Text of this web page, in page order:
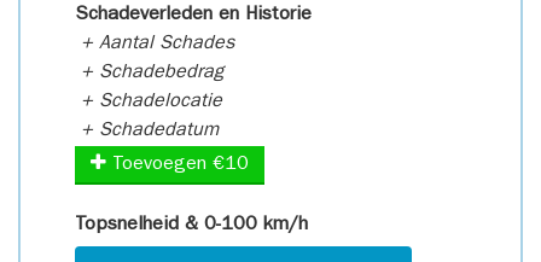
Schadeverleden en Historie
+ Aantal Schades
+ Schadebedrag
+ Schadelocatie
+ Schadedatum
Toevoegen €10
Topsnelheid & 0-100 km/h